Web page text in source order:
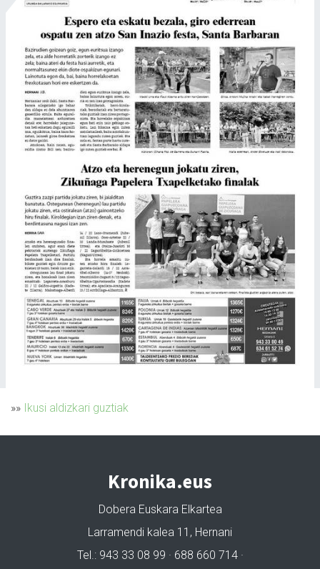
»» Ikusi aldizkari guztiak
Kronika.eus
Dobera Euskara Elkartea
Larramendi kalea 11, Hernani
Tel.: 943 33 08 99 · 688 660 714 ·